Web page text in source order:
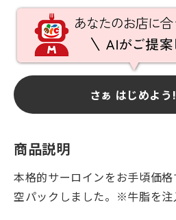
さぁ はじめよう!
商品説明
本格的サーロインをお手頃価
空パックしました。※牛脂を注